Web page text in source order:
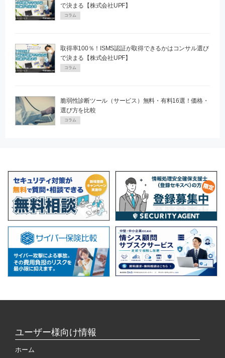
で決まる【株式会社UPF】
コラム
取得率100％！ISMS認証が取得できるかはコンサル選び
で決まる【株式会社UPF】
コラム
脆弱性診断ツール（サービス）無料・有料16選！価格・
選び方を比較
コラム
ユーザー様向け情報
ホーム